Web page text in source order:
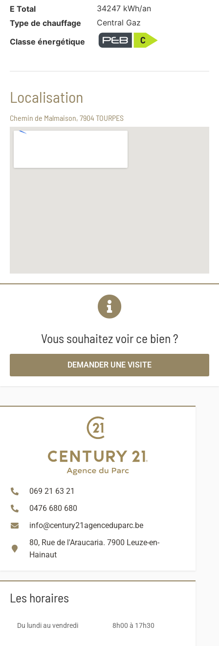
E Total
34247 kWh/an
Type de chauffage
Central Gaz
Classe énergétique
Localisation
Chemin de Malmaison, 7904 TOURPES
Vous souhaitez voir ce bien ?
DEMANDER UNE VISITE
069 21 63 21
0476 680 680
info@century21agenceduparc.be
80, Rue de l'Araucaria. 7900 Leuze-en-
Hainaut
Les horaires
Du lundi au vendredi 8h00 à 17h30